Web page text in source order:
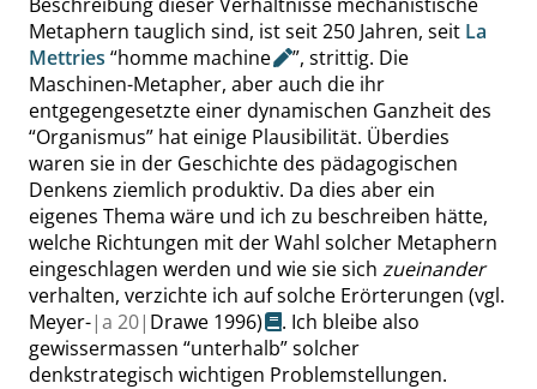
Metaphern tauglich sind, ist seit 250 Jahren, seit La
Mettries “homme machine ”, strittig. Die
Maschinen-Metapher, aber auch die ihr
entgegengesetzte einer dynamischen Ganzheit des
“Organismus” hat einige Plausibilität. Überdies
waren sie in der Geschichte des pädagogischen
Denkens ziemlich produktiv. Da dies aber ein
eigenes Thema wäre und ich zu beschreiben hätte,
welche Richtungen mit der Wahl solcher Metaphern
eingeschlagen werden und wie sie sich zueinander
verhalten, verzichte ich auf solche Erörterungen (vgl.
Meyer-|a 20| Drawe 1996)
. Ich bleibe also
gewissermassen “unterhalb”solcher
denkstrategisch wichtigen Problemstellungen.